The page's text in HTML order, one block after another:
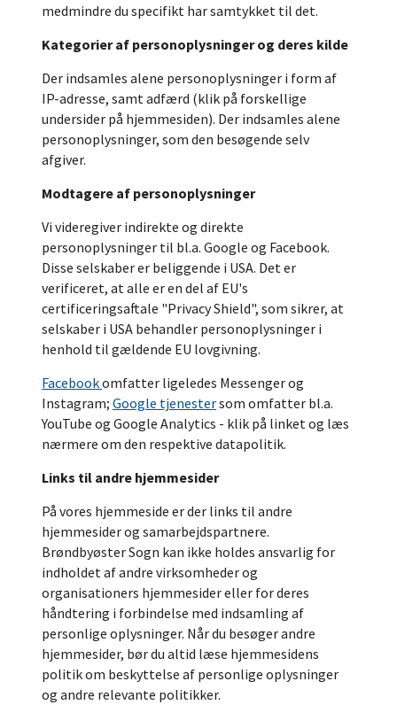
medmindre du specifikt har samtykket til det.
Kategorier af personoplysninger og deres kilde
Der indsamles alene personoplysninger i form af
IP-adresse, samt adfærd (klik på forskellige
undersider på hjemmesiden). Der indsamles alene
personoplysninger, som den besøgende selv
afgiver.
Modtagere af personoplysninger
Vi videregiver indirekte og direkte
personoplysninger til bl.a. Google og Facebook.
Disse selskaber er beliggende i USA. Det er
verificeret, at alle er en del af EU's
certificeringsaftale "Privacy Shield", som sikrer, at
selskaber i USA behandler personoplysninger i
henhold til gældende EU lovgivning.
Facebookomfatter ligeledes Messenger og
Instagram; Google tjenestersom omfatter bl.a.
YouTube og Google Analytics - klik på linket og læs
nærmere om den respektive datapolitik.
Links til andre hjemmesider
På vores hjemmeside er der links til andre
hjemmesider og samarbejdspartnere.
Brøndbyøster Sogn kan ikke holdes ansvarlig for
indholdet af andre virksomheder og
organisationers hjemmesider eller for deres
håndtering i forbindelse med indsamling af
personlige oplysninger. Når du besøger andre
hjemmesider, bør du altid læse hjemmesidens
politik om beskyttelse af personlige oplysninger
og andre relevante politikker.